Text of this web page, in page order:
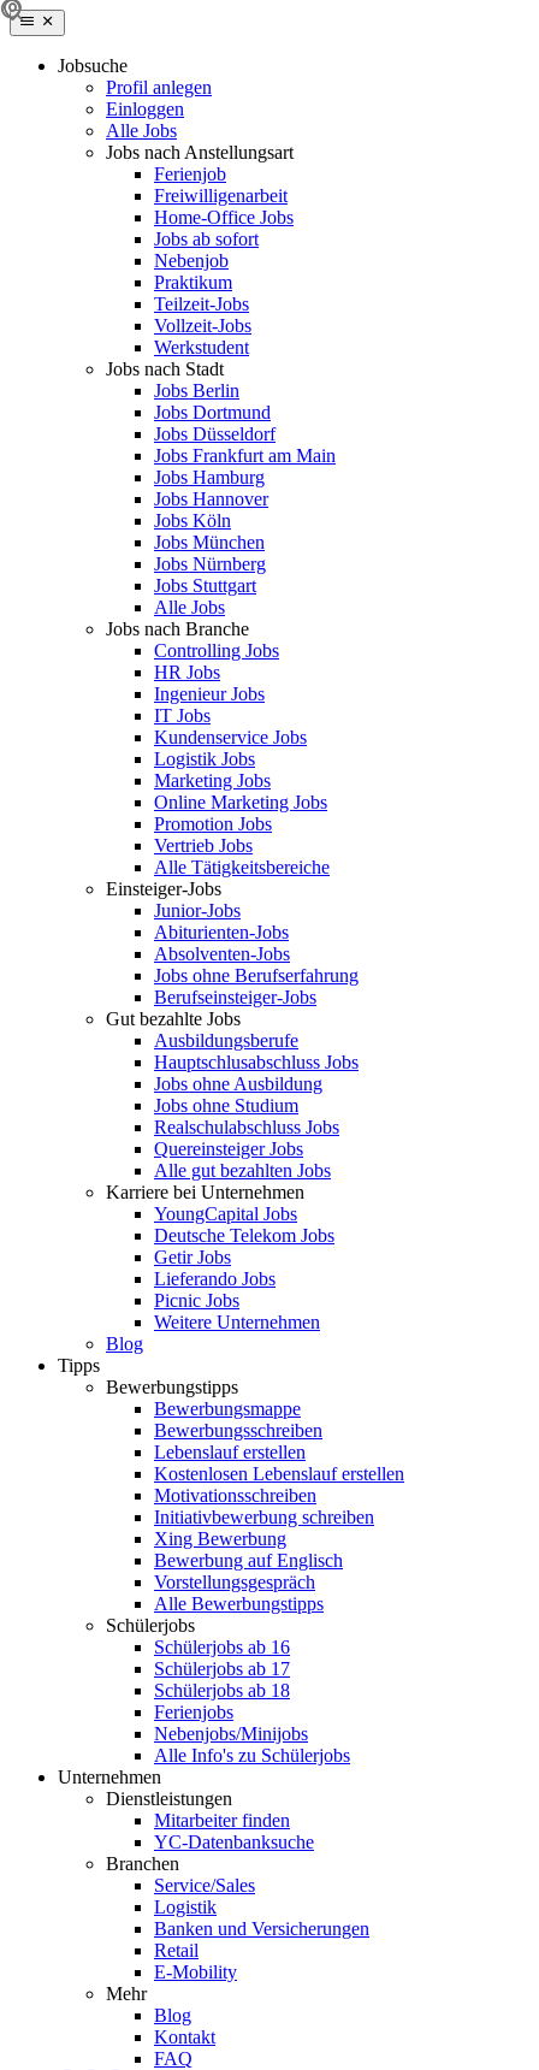
Jobsuche
Profil anlegen
Einloggen
Alle Jobs
Jobs nach Anstellungsart
Ferienjob
Freiwilligenarbeit
Home-Office Jobs
Jobs ab sofort
Nebenjob
Praktikum
Teilzeit-Jobs
Vollzeit-Jobs
Werkstudent
Jobs nach Stadt
Jobs Berlin
Jobs Dortmund
Jobs Düsseldorf
Jobs Frankfurt am Main
Jobs Hamburg
Jobs Hannover
Jobs Köln
Jobs München
Jobs Nürnberg
Jobs Stuttgart
Alle Jobs
Jobs nach Branche
Controlling Jobs
HR Jobs
Ingenieur Jobs
IT Jobs
Kundenservice Jobs
Logistik Jobs
Marketing Jobs
Online Marketing Jobs
Promotion Jobs
Vertrieb Jobs
Alle Tätigkeitsbereiche
Einsteiger-Jobs
Junior-Jobs
Abiturienten-Jobs
Absolventen-Jobs
Jobs ohne Berufserfahrung
Berufseinsteiger-Jobs
Gut bezahlte Jobs
Ausbildungsberufe
Hauptschlusabschluss Jobs
Jobs ohne Ausbildung
Jobs ohne Studium
Realschulabschluss Jobs
Quereinsteiger Jobs
Alle gut bezahlten Jobs
Karriere bei Unternehmen
YoungCapital Jobs
Deutsche Telekom Jobs
Getir Jobs
Lieferando Jobs
Picnic Jobs
Weitere Unternehmen
Blog
Tipps
Bewerbungstipps
Bewerbungsmappe
Bewerbungsschreiben
Lebenslauf erstellen
Kostenlosen Lebenslauf erstellen
Motivationsschreiben
Initiativbewerbung schreiben
Xing Bewerbung
Bewerbung auf Englisch
Vorstellungsgespräch
Alle Bewerbungstipps
Schülerjobs
Schülerjobs ab 16
Schülerjobs ab 17
Schülerjobs ab 18
Ferienjobs
Nebenjobs/Minijobs
Alle Info's zu Schülerjobs
Unternehmen
Dienstleistungen
Mitarbeiter finden
YC-Datenbanksuche
Branchen
Service/Sales
Logistik
Banken und Versicherungen
Retail
E-Mobility
Mehr
Blog
Kontakt
FAQ